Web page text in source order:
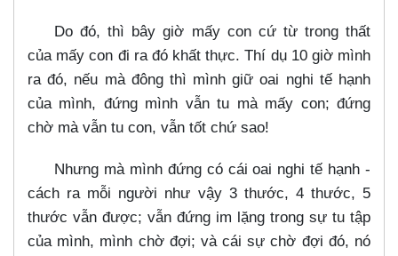
Do đó, thì bây giờ mấy con cứ từ trong thất
của mấy con đi ra đó khất thực. Thí dụ 10 giờ mình
ra đó, nếu mà đông thì mình giữ oai nghi tế hạnh
của mình, đứng mình vẫn tu mà mấy con; đứng
chờ mà vẫn tu con, vẫn tốt chứ sao!
Nhưng mà mình đứng có cái oai nghi tế hạnh -
cách ra mỗi người như vậy 3 thước, 4 thước, 5
thước vẫn được; vẫn đứng im lặng trong sự tu tập
của mình, mình chờ đợi; và cái sự chờ đợi đó, nó